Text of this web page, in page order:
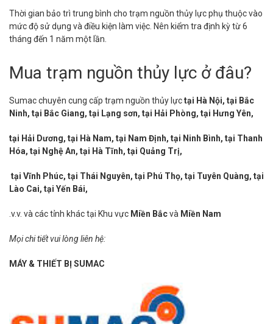
Thời gian bảo trì trung bình cho trạm nguồn thủy lực phụ thuộc vào
mức độ sử dụng và điều kiện làm việc. Nên kiểm tra định kỳ từ 6
tháng đến 1 năm một lần.
Mua trạm nguồn thủy lực ở đâu?
Sumac chuyên cung cấp trạm nguồn thủy lựctại Hà Nội, tại Bắc
Ninh, tại Bắc Giang, tại Lạng sơn, tại Hải Phòng, tại Hưng Yên,
tại Hải Dương, tại Hà Nam, tại Nam Định, tại Ninh Bình, tại Thanh
Hóa, tại Nghệ An, tại Hà Tĩnh, tại Quảng Trị,
tại Vĩnh Phúc, tại Thái Nguyên, tại Phú Thọ, tại Tuyên Quàng, tại
Lào Cai, tại Yến Bái,
.v.v. và các tỉnh khác tại Khu vực Miền Bắcvà Miền Nam
Mọi chi tiết vui lòng liên hệ:
MÁY & THIẾT BỊ SUMAC